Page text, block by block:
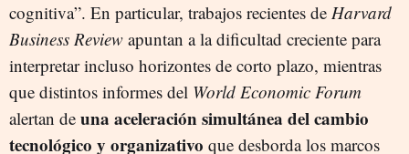
cognitiva”. En particular, trabajos recientes de Harvard
Business Review apuntan a la dificultad creciente para
interpretar incluso horizontes de corto plazo, mientras
que distintos informes del World Economic Forum
alertan de una aceleración simultánea del cambio
tecnológico y organizativo que desborda los marcos